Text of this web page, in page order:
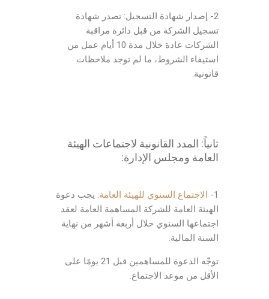
2- إصدار شهادة التسجيل: تصدر شهادة
تسجيل الشركة من قبل دائرة مراقبة
الشركات عادة خلال مدة 10 أيام عمل من
استيفاء الشروط، ما لم توجد ملاحظات
قانونية.
ثانياً: المدد القانونية لاجتماعات الهيئة
العامة ومجلس الإدارة:
1- الاجتماع السنوي للهيئة العامة: يجب دعوة
الهيئة العامة للشركة المساهمة العامة لعقد
اجتماعها السنوي خلال أربعة أشهر من نهاية
السنة المالية.
توجّه الدعوة للمساهمين قبل 21 يومًا على
الأقل من موعد الاجتماع.